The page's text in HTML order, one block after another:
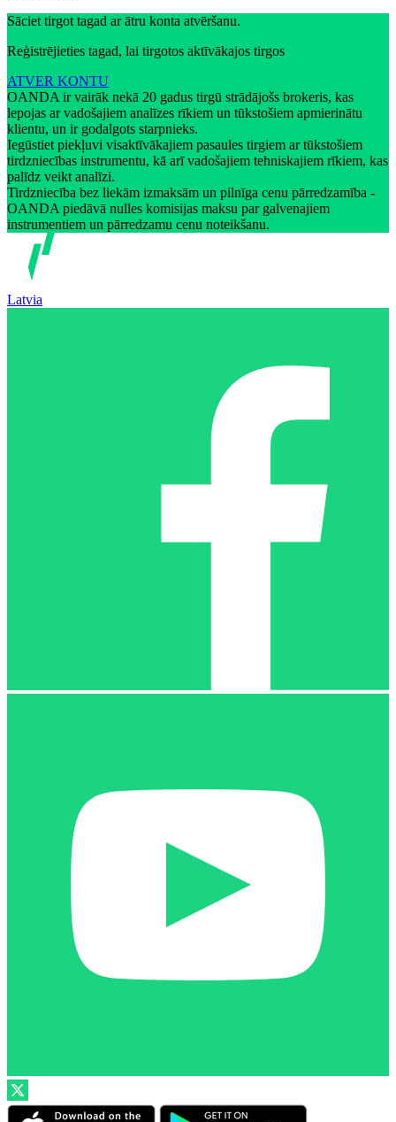
Sāciet tirgot tagad ar ātru konta atvēršanu.
Reģistrējieties tagad, lai tirgotos aktīvākajos tirgos
ATVER KONTU
OANDA ir vairāk nekā 20 gadus tirgū strādājošs brokeris, kas
lepojas ar vadošajiem analīzes rīkiem un tūkstošiem apmierinātu
klientu, un ir godalgots starpnieks.
Iegūstiet piekļuvi visaktīvākajiem pasaules tirgiem ar tūkstošiem
tirdzniecības instrumentu, kā arī vadošajiem tehniskajiem rīkiem, kas
palīdz veikt analīzi.
Tirdzniecība bez liekām izmaksām un pilnīga cenu pārredzamība -
OANDA piedāvā nulles komisijas maksu par galvenajiem
instrumentiem un pārredzamu cenu noteikšanu.
Latvia